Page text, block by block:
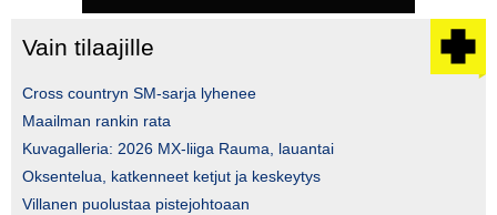
Vain tilaajille
Cross countryn SM-sarja lyhenee
Maailman rankin rata
Kuvagalleria: 2026 MX-liiga Rauma, lauantai
Oksentelua, katkenneet ketjut ja keskeytys
Villanen puolustaa pistejohtoaan